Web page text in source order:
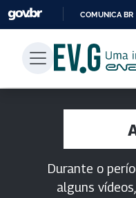
COMUNICA BR
Durante o
alguns